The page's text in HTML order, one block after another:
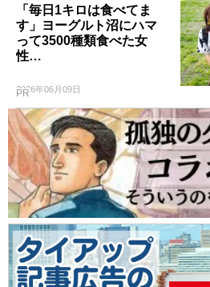
「毎日1キロは食べてま
す」ヨーグルト沼にハマ
って3500種類食べた女
性…
2026年06月09日
PR